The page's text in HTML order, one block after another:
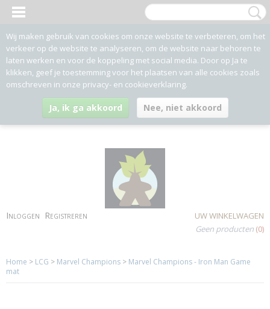
Inloggen Registreren
UW WINKELWAGEN
Geen producten (0)
Home > LCG > Marvel Champions > Marvel Champions - Iron Man Game
mat
Wij maken gebruik van cookies om onze website te verbeteren, om het
verkeer op de website te analyseren, om de website naar behoren te
laten werken en voor de koppeling met social media. Door op Ja te
klikken, geef je toestemming voor het plaatsen van alle cookies zoals
omschreven in onze privacy- en cookieverklaring.
Ja, ik ga akkoord Nee, niet akkoord